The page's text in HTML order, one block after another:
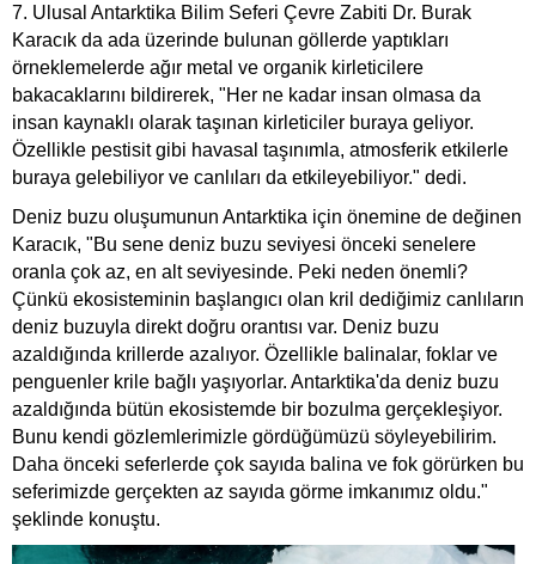
7. Ulusal Antarktika Bilim Seferi Çevre Zabiti Dr. Burak
Karacık da ada üzerinde bulunan göllerde yaptıkları
örneklemelerde ağır metal ve organik kirleticilere
bakacaklarını bildirerek, "Her ne kadar insan olmasa da
insan kaynaklı olarak taşınan kirleticiler buraya geliyor.
Özellikle pestisit gibi havasal taşınımla, atmosferik etkilerle
buraya gelebiliyor ve canlıları da etkileyebiliyor." dedi.
Deniz buzu oluşumunun Antarktika için önemine de değinen
Karacık, "Bu sene deniz buzu seviyesi önceki senelere
oranla çok az, en alt seviyesinde. Peki neden önemli?
Çünkü ekosisteminin başlangıcı olan kril dediğimiz canlıların
deniz buzuyla direkt doğru orantısı var. Deniz buzu
azaldığında krillerde azalıyor. Özellikle balinalar, foklar ve
penguenler krile bağlı yaşıyorlar. Antarktika'da deniz buzu
azaldığında bütün ekosistemde bir bozulma gerçekleşiyor.
Bunu kendi gözlemlerimizle gördüğümüzü söyleyebilirim.
Daha önceki seferlerde çok sayıda balina ve fok görürken bu
seferimizde gerçekten az sayıda görme imkanımız oldu."
şeklinde konuştu.